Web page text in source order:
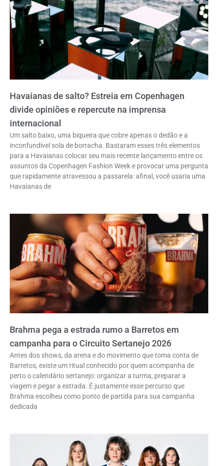
Havaianas de salto? Estreia em Copenhagen
divide opiniões e repercute na imprensa
internacional
Um salto baixo, uma biqueira que cobre apenas o dedão e a
inconfundível sola de borracha. Bastaram esses três elementos
para a Havaianas colocar seu mais recente lançamento entre os
assuntos da Copenhagen Fashion Week e provocar uma pergunta
que rapidamente atravessou a passarela: afinal, você usaria uma
Havaianas de
Brahma pega a estrada rumo a Barretos em
campanha para o Circuito Sertanejo 2026
Antes dos shows, da arena e do movimento que toma conta de
Barretos, existe um ritual conhecido por quem acompanha de
perto o calendário sertanejo: organizar a turma, preparar a
viagem e pegar a estrada. É justamente esse percurso que
Brahma escolheu como ponto de partida para sua campanha
dedicada